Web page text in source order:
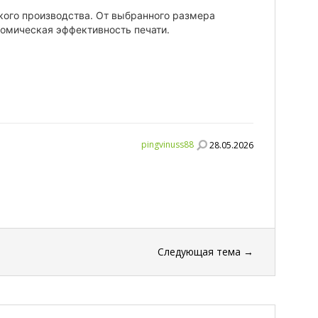
производства. От выбранного размера
эффективность печати.
pingvinuss88 28.05.2026
Следующая тема →